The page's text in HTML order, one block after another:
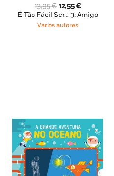
13,95€ O
preço
original
12,55€O
preço
É Tão Fácil Ser… 3: Amigo
Varios autores